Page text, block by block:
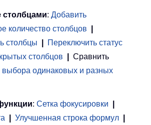
столбцами: Добавить
количество столбцов
столбцы
Переключить статус
столбцов
Сравнить
выбора одинаковых и разных
: Сетка фокусировки
Улучшенная строка формул